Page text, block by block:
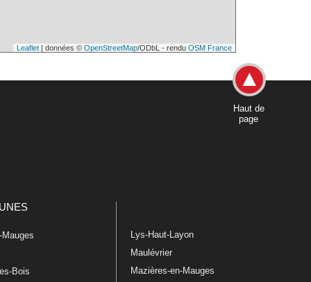
Leaflet | données © OpenStreetMap/ODbL - rendu OSM France
Haut de
page
Bois
Lys-Haut-Layon
Maulévrier
Mazières-en-Mauges